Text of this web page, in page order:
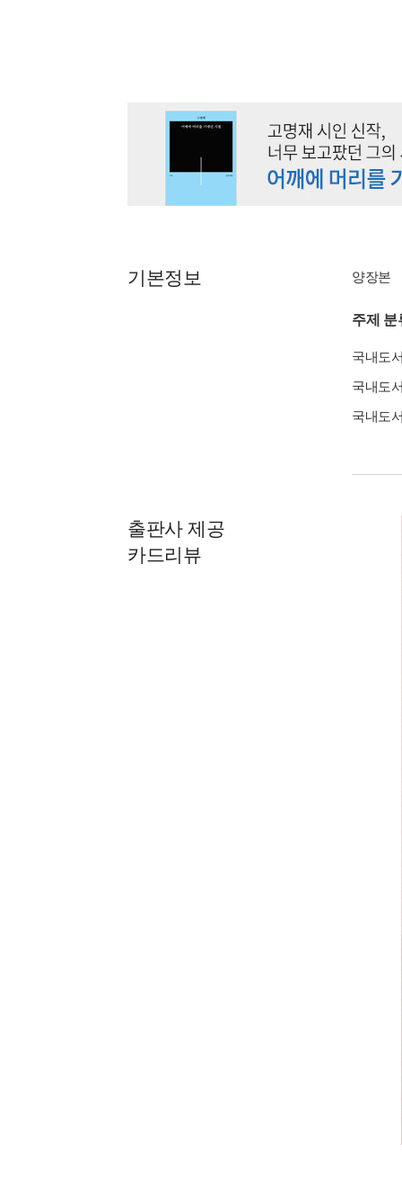
기본정보 양장본
주제 분
국내도
국내도
국내도
출판사 제공
카드리뷰